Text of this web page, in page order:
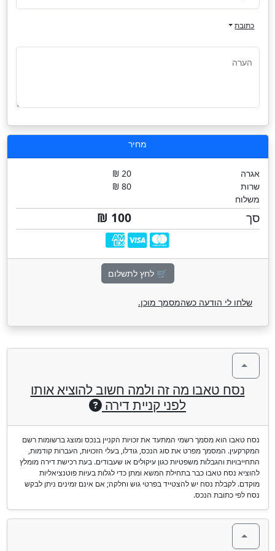
כתובת
הערה
מחיר
אגרה
20 ₪
שרות
80 ₪
משלוח
סך 100 ₪
🛒 לחץ לתשלום
שלחו לי הודעה כשהמסמך מוכן.
נסח טאבו מה זה ולמה חשוב להוציא אותו
לפני קניית דירה
נסח טאבו הוא מסמך רשמי המתעד את זכויות הקניין בנכס ומוצג ברשומות רשם
המקרקעין. המסמך מפרט את סוג הנכס, גודלו, בעלי הזכויות, העברות קודמות,
התחייבויות והגבלות משפטיות כגון עיקולים או שעבודים. בעת רכישת דירה מומלץ
להוציא נסח טאבו כבר בתחילת המשא ומתן כדי לגלות בעיות פוטנציאליות
מוקדם. לקבלת נסח יש להצטייד בפרטי גוש וחלקה; אם אינם זמינים ניתן לבקש
נסח לפי כתובת הנכס.